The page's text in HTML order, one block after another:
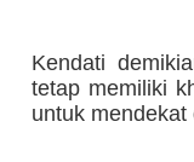
Kendati
tetap memiliki
untuk